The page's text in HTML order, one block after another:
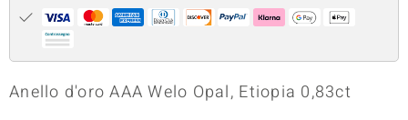
Anello d'oro AAA Welo Opal, Etiopia 0,83ct